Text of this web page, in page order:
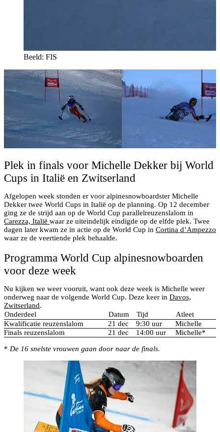
Beeld: FIS
Plek in finals voor Michelle Dekker bij World
Cups in Italië en Zwitserland
Afgelopen week stonden er voor alpinesnowboardster Michelle
Dekker twee World Cups in Italië op de planning. Op 12 december
ging ze de strijd aan op de World Cup parallelreuzenslalom in
Carezza, Italië waar ze uiteindelijk eindigde op de elfde plek. Twee
dagen later kwam ze in actie op de World Cup in Cortina d’Ampezzo
waar ze de veertiende plek behaalde.
Programma World Cup alpinesnowboarden
voor deze week
Nu kijken we weer vooruit, want ook deze week is Michelle weer
onderweg naar de volgende World Cup. Deze keer in Davos,
Zwitserland.
Onderdeel
Datum Tijd
Atleet
Kwalificatie reuzenslalom
21 dec 9:30 uur
Michelle
Finals reuzenslalom
21 dec 14:00 uur Michelle*
* De 16 snelste vrouwen gaan door naar de finals.